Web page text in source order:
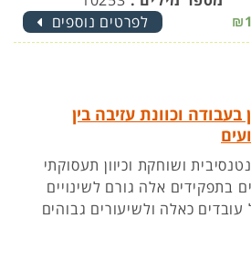
לפרטים נוספים
וכוונת עזיבה בין
ושוחקת וכיוון תעסוקתי
בתפקידים אלה גורם לשינויים
כאלה ולשיעורים גבוהים